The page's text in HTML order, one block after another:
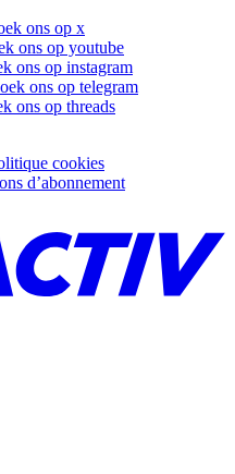
ons op x
ons op youtube
ons op instagram
ons op telegram
ons op threads
cookies
d’abonnement